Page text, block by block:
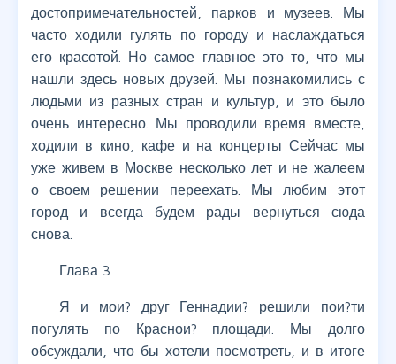
достопримечательностей, парков и музеев. Мы
часто ходили гулять по городу и наслаждаться
его красотой. Но самое главное это то, что мы
нашли здесь новых друзей. Мы познакомились с
людьми из разных стран и культур, и это было
очень интересно. Мы проводили время вместе,
ходили в кино, кафе и на концерты Сейчас мы
уже живем в Москве несколько лет и не жалеем
о своем решении переехать. Мы любим этот
город и всегда будем рады вернуться сюда
снова.
Глава 3
Я и мои? друг Геннадии? решили пои?ти
погулять по Краснои? площади. Мы долго
обсуждали, что бы хотели посмотреть, и в итоге